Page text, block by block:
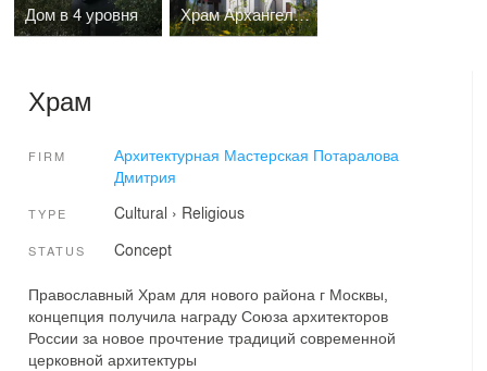
Дом в 4 уровня Храм Архангела Михаила
Храм
FIRM
Архитектурная Мастерская Потаралова
Дмитрия
TYPE Cultural › Religious
STATUS Concept
Православный Храм для нового района г Москвы,
концепция получила награду Союза архитекторов
России за новое прочтение традиций современной
церковной архитектуры